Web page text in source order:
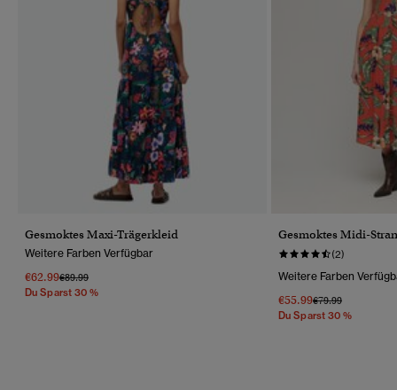
Gesmoktes Maxi-Trägerkleid
Weitere Farben Verfügbar
€62.99Preis Wurde Reduziert Von
€89.99Bis
Du Sparst 30 %
Gesmoktes Midi-
(2)
Weitere Farben
€55.99Preis Wurde
€79.99Bis
Du Sparst 30 %